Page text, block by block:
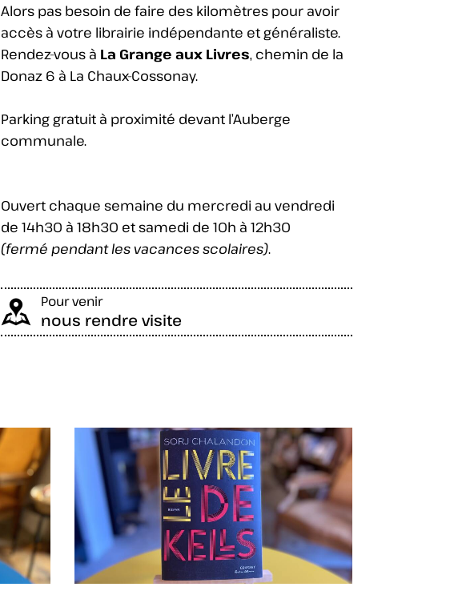
Alors pas besoin de faire des kilomètres pour avoir
accès à votre librairie indépendante et généraliste.
Rendez-vous à La Grange aux Livres, chemin de la
Donaz 6 à La Chaux-Cossonay.
Parking gratuit à proximité devant l’Auberge
communale.
Ouvert chaque semaine du mercredi au vendredi
de 14h30 à 18h30 et samedi de 10h à 12h30
(fermé pendant les vacances scolaires).
Pour venir
nous rendre visite